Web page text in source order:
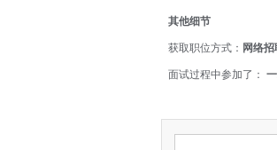
其他细节
获取职位方式： 网络招
面试过程中参加了：